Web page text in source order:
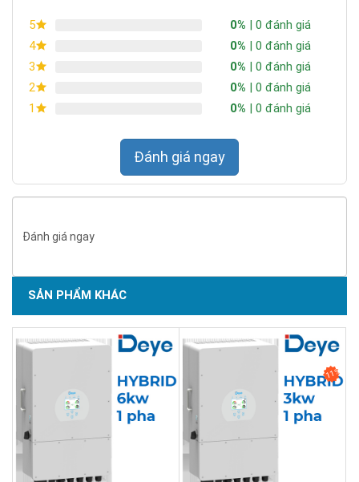
5 0% | 0 đánh giá
4
0% | 0 đánh giá
3
0% | 0 đánh giá
2
0% | 0 đánh giá
1
0% | 0 đánh giá
Đánh giá ngay
Đánh giá ngay
SẢN PHẨM KHÁC
11%